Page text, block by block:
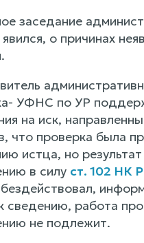
заседание
о причинах
УФНС по УР
на иск,
что проверка была
истца, но
в силу ст. 102 НК
бездействовал,
сведению, работа
не подлежит.